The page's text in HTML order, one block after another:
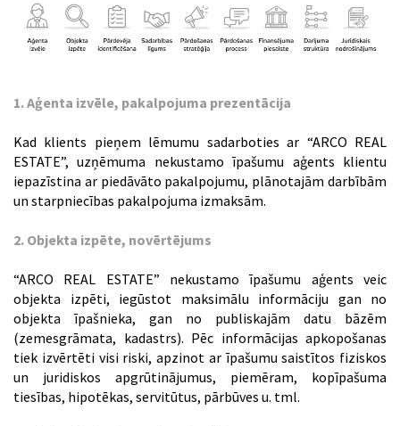
1. Aģenta izvēle, pakalpojuma prezentācija
Kad klients pieņem lēmumu sadarboties ar “ARCO REAL
ESTATE”, uzņēmuma nekustamo īpašumu aģents klientu
iepazīstina ar piedāvāto pakalpojumu, plānotajām darbībām
un starpniecības pakalpojuma izmaksām.
2. Objekta izpēte, novērtējums
“ARCO REAL ESTATE” nekustamo īpašumu aģents veic
objekta izpēti, iegūstot maksimālu informāciju gan no
objekta īpašnieka, gan no publiskajām datu bāzēm
(zemesgrāmata, kadastrs). Pēc informācijas apkopošanas
tiek izvērtēti visi riski, apzinot ar īpašumu saistītos fiziskos
un juridiskos apgrūtinājumus, piemēram, kopīpašuma
tiesības, hipotēkas, servitūtus, pārbūves u. tml.